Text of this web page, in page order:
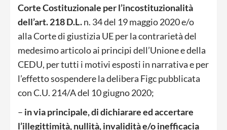
Corte Costituzionale per l’incostituzionalità
dell’art. 218 D.L.n. 34 del 19 maggio 2020 e/o
alla Corte di giustizia UE per la contrarietà del
medesimo articolo ai principi dell’Unione e della
CEDU, per tutti i motivi esposti in narrativa e per
l’effetto sospendere la delibera Figc pubblicata
con C.U. 214/A del 10 giugno 2020;
– in via principale, di dichiarare ed accertare
l’illegittimità, nullità, invalidità e/o inefficacia